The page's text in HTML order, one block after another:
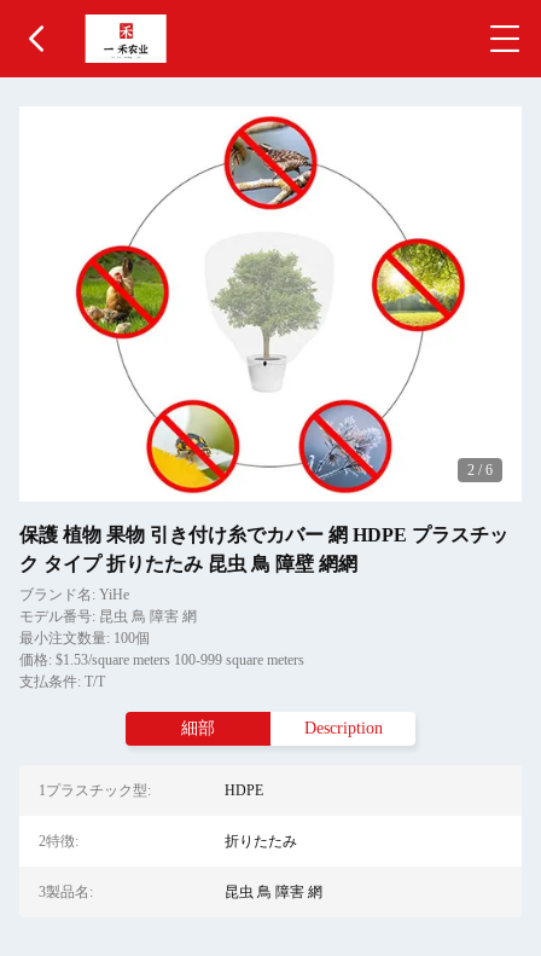
2 / 6
保護 植物 果物 引き付け糸でカバー 網 HDPE プラスチッ
ク タイプ 折りたたみ 昆虫 鳥 障壁 網網
ブランド名: YiHe
モデル番号: 昆虫 鳥 障害 網
最小注文数量: 100個
価格: $1.53/square meters 100-999 square meters
支払条件: T/T
細部 Description
1プラスチック型: HDPE
2特徴: 折りたたみ
3製品名: 昆虫 鳥 障害 網